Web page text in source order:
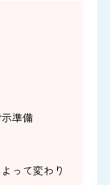
準備
って変わり